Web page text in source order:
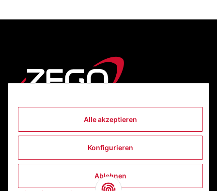
Alle akzeptieren
Konfigurieren
Ablehnen
Informationen